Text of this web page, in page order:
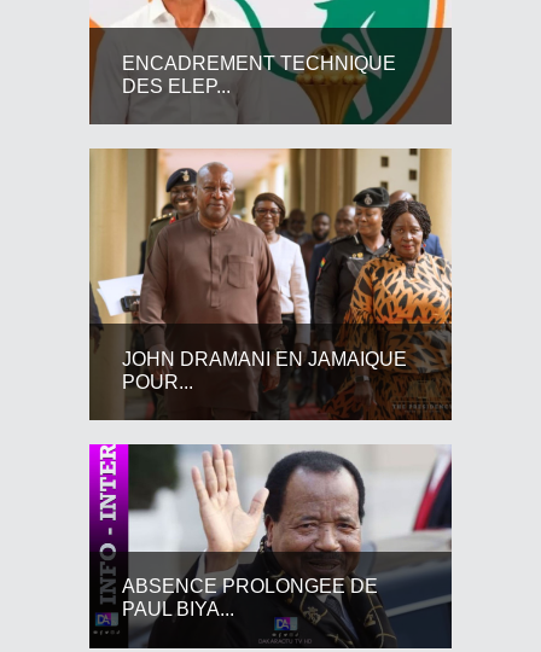
ENCADREMENT TECHNIQUE
DES ELEP...
JOHN DRAMANI EN JAMAIQUE
POUR...
ABSENCE PROLONGEE DE
PAUL BIYA...